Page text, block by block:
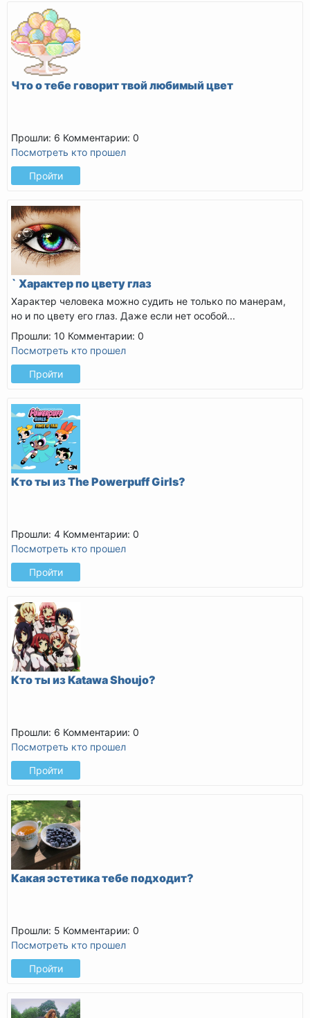
Что о тебе говорит твой любимый цвет
Прошли: 6 Комментарии: 0
Посмотреть кто прошел
Пройти
` Характер по цвету глаз
Характер человека можно судить не только по манерам,
но и по цвету его глаз. Даже если нет особой...
Прошли: 10 Комментарии: 0
Посмотреть кто прошел
Пройти
Кто ты из The Powerpuff Girls?
Прошли: 4 Комментарии: 0
Посмотреть кто прошел
Пройти
Кто ты из Katawa Shoujo?
Прошли: 6 Комментарии: 0
Посмотреть кто прошел
Пройти
Какая эстетика тебе подходит?
Прошли: 5 Комментарии: 0
Посмотреть кто прошел
Пройти